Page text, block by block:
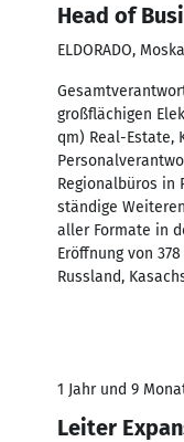
Head of
ELDORADO,
großflächigen
qm) Real-Estate,
Regionalbüros in
ständige
aller Formate in
Eröffnung von
Russland,
1 Jahr und 9
Leiter